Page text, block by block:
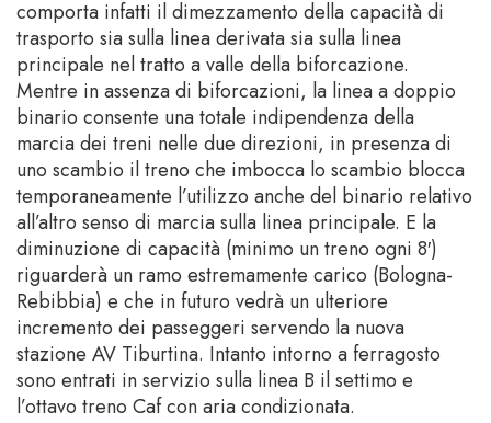
comporta infatti il dimezzamento della capacità di
trasporto sia sulla linea derivata sia sulla linea
principale nel tratto a valle della biforcazione.
Mentre in assenza di biforcazioni, la linea a doppio
binario consente una totale indipendenza della
marcia dei treni nelle due direzioni, in presenza di
uno scambio il treno che imbocca lo scambio blocca
temporaneamente l’utilizzo anche del binario relativo
all’altro senso di marcia sulla linea principale. E la
diminuzione di capacità (minimo un treno ogni 8′)
riguarderà un ramo estremamente carico (Bologna-
Rebibbia) e che in futuro vedrà un ulteriore
incremento dei passeggeri servendo la nuova
stazione AV Tiburtina. Intanto intorno a ferragosto
sono entrati in servizio sulla linea B il settimo e
l’ottavo treno Caf con aria condizionata.